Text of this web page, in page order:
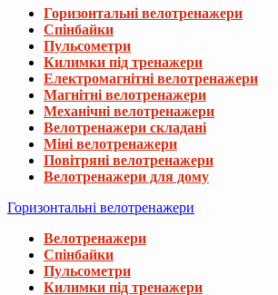
Горизонтальні велотренажери
Спінбайки
Пульсометри
Килимки під тренажери
Електромагнітні велотренажери
Магнітні велотренажери
Механічні велотренажери
Велотренажери складані
Міні велотренажери
Повітряні велотренажери
Велотренажери для дому
Горизонтальні велотренажери
Велотренажери
Спінбайки
Пульсометри
Килимки під тренажери